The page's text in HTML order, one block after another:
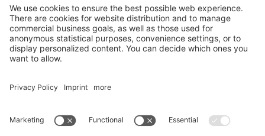
2026
Credits
Informativa privacy . Impostazioni dei Cookie
Sitemap